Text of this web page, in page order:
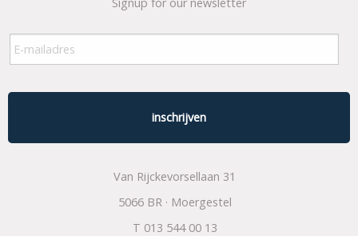
E-
mailadres
*
Van Rijckevorsellaan 31
5066 BR · Moergestel
T 013 544 00 13